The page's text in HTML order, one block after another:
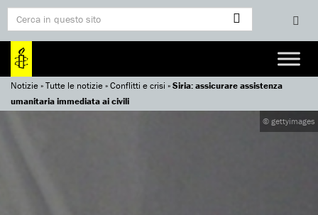
Notizie»Tutte le notizie»Conflitti e crisi »Siria: assicurare assistenza
umanitaria immediata ai civili
© gettyimages